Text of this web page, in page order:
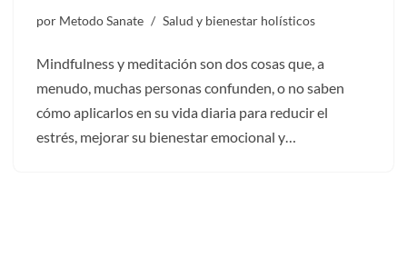
por Metodo Sanate Salud y bienestar holísticos
Mindfulness y meditación son dos cosas que, a
menudo, muchas personas confunden, o no saben
cómo aplicarlos en su vida diaria para reducir el
estrés, mejorar su bienestar emocional y…